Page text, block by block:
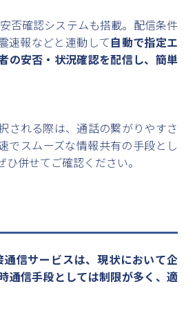
否確認システムも搭載。配信条件
速報などと連動して自動で指定エ
の安否・状況確認を配信し、簡単
される際は、通話の繋がりやすさ
でスムーズな情報共有の手段とし
併せてご確認ください。
信サービスは、現状において企
通信手段としては制限が多く、適